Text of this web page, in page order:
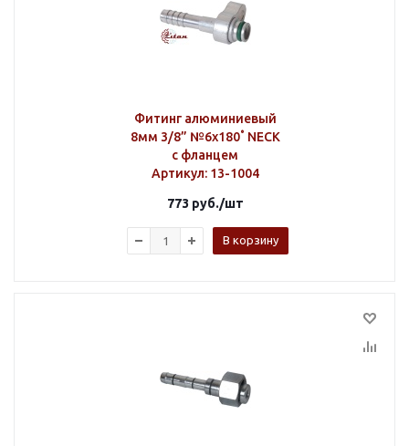
Фитинг алюминиевый
8мм 3/8” №6х180˚ NECK
с фланцем
Артикул: 13-1004
773 руб./шт
В корзину